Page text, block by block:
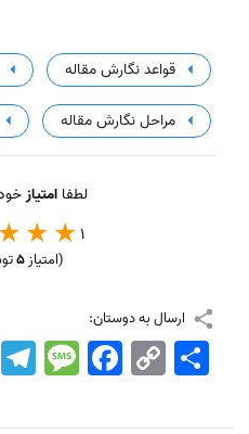
قواعد نگارش مقاله
مراحل نگارش مقاله
لطفاامتیاز
1
(امتیاز5
ارسال به دوستان:
MessageFacebook Copy
Link
اشتراک